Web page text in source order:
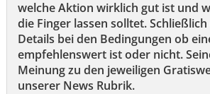
welche Aktion wirklich gut ist und
die Finger lassen solltet.
Details bei den Bedingungen ob
empfehlenswert ist oder nicht.
Meinung zu den jeweiligen
unserer News Rubrik.